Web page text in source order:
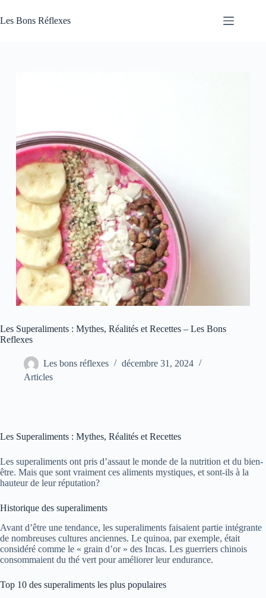
au
contenu
Les Bons Réflexes
Les Superaliments : Mythes, Réalités et Recettes – Les Bons
Reflexes
Les bons réflexes
décembre 31, 2024
Articles
Les Superaliments : Mythes, Réalités et Recettes
Les superaliments ont pris d’assaut le monde de la nutrition et du bien-
être. Mais que sont vraiment ces aliments mystiques, et sont-ils à la
hauteur de leur réputation?
Historique des superaliments
Avant d’être une tendance, les superaliments faisaient partie intégrante
de nombreuses cultures anciennes. Le quinoa, par exemple, était
considéré comme le « grain d’or » des Incas. Les guerriers chinois
consommaient du thé vert pour améliorer leur endurance.
Top 10 des superaliments les plus populaires